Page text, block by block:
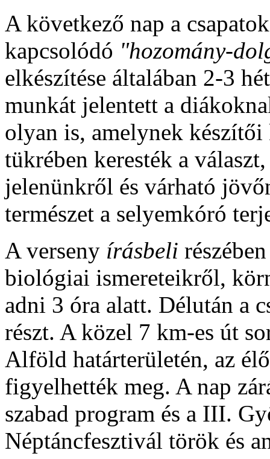
A következő nap a
kapcsolódó "hozomány-
elkészítése általában 2-3
munkát jelentett a
olyan is, amelynek készítői
tükrében keresték a
jelenünkről és várható
természet a selyemkóró
A verseny írásbeli
biológiai ismereteikről,
adni 3 óra alatt. Délután a
részt. A közel 7 km-es út
Alföld határterületén, az
figyelhették meg. A nap
szabad program és a III.
Néptáncfesztivál török és